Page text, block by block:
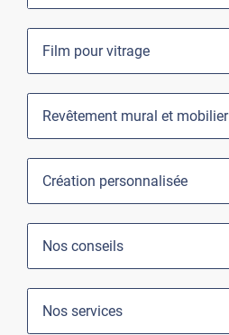
Film pour vitrage
Revêtement mural et mobilier
Création personnalisée
Nos conseils
Nos services